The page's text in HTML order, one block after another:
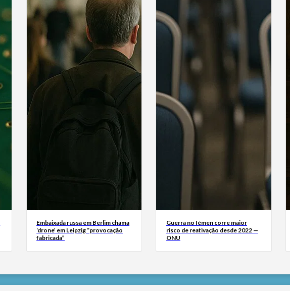
Embaixada russa em Berlim chama
‘drone’ em Leipzig “provocação
fabricada”
Guerra no Iémen corre maior
risco de reativação desde 2022 —
ONU